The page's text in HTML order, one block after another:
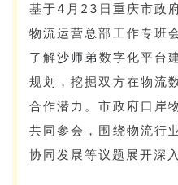
基于4月23日重庆市政
物流运营总部工作专班
了解沙师弟 数字化平台
规划，挖掘双方在物流
合作潜力。市政府口岸
共同参会，围绕物流行
协同发展等议题展开深